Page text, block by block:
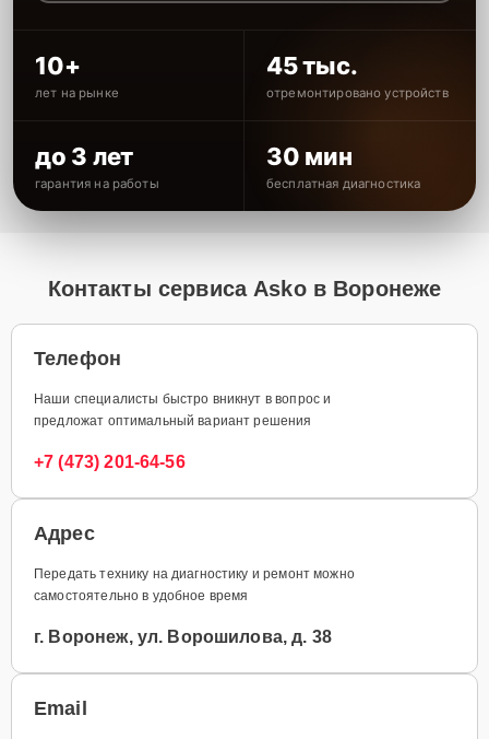
10+
лет на рынке
45 тыс.
отремонтировано устройств
до 3 лет
гарантия на работы
30 мин
бесплатная диагностика
Контакты сервиса Asko в Воронеже
Телефон
Наши специалисты быстро вникнут в вопрос и
предложат оптимальный вариант решения
+7 (473) 201-64-56
Адрес
Передать технику на диагностику и ремонт можно
самостоятельно в удобное время
г. Воронеж, ул. Ворошилова, д. 38
Email